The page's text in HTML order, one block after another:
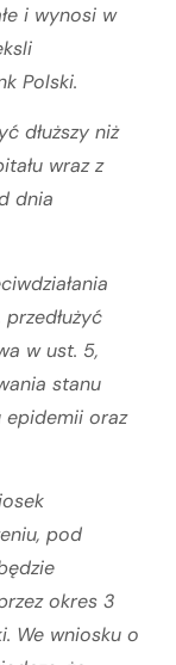
i wynosi w
Polski.
dłuższy niż
wraz z
dnia
w ust. 5,
stanu
epidemii oraz
pod
okres 3
We wniosku o